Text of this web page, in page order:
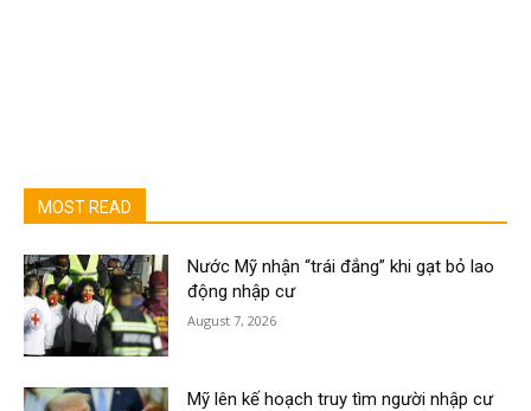
MOST READ
Nước Mỹ nhận “trái đắng” khi gạt bỏ lao
động nhập cư
August 7, 2026
Mỹ lên kế hoạch truy tìm người nhập cư